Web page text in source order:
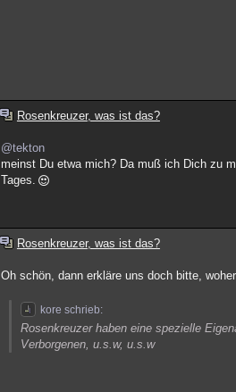
Rosenkreuzer, was ist das?
@tekton
meinst Du etwa mich? Da muß ich Dich zu
Tages.
Rosenkreuzer, was ist das?
Oh schön, dann erkläre uns doch bitte,
kore schrieb:
Rosenkreuzer haben eine spezielle
Verborgenen, u.s.w, u.s.w